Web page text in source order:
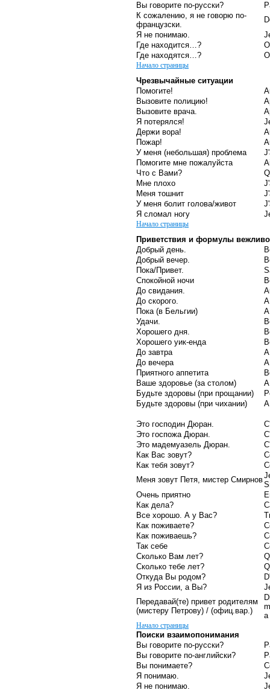
Вы говорите по-русски?
К сожалению, я не говорю по-
французски.
Я не понимаю.
Где находится…?
Где находятся…?
Начало страницы
Чрезвычайные ситуации
Помогите!
Вызовите полицию!
Вызовите врача.
Я потерялся!
Держи вора!
Пожар!
У меня (небольшая) проблема
Помогите мне пожалуйста
Что с Вами?
Мне плохо
Меня тошнит
У меня болит голова/живот
Я сломал ногу
Начало страницы
Приветствия и формулы
Добрый день.
Добрый вечер.
Пока/Привет.
Спокойной ночи
До свидания.
До скорого.
Пока (в Бельгии)
Удачи.
Хорошего дня.
Хорошего уик-енда
До завтра
До вечера
Приятного аппетита
Ваше здоровье (за столом)
Будьте здоровы (при прощании)
Будьте здоровы (при чихании)
Это господин Дюран.
Это госпожа Дюран.
Это мадемуазель Дюран.
Как Вас зовут?
Как тебя зовут?
Меня зовут Петя, мистер Смирнов
Очень приятно
Как дела?
Все хорошо. А у Вас?
Как поживаете?
Как поживаешь?
Так себе
Сколько Вам лет?
Сколько тебе лет?
Откуда Вы родом?
Я из России, а Вы?
Передавай(те) привет родителям
(мистеру Петрову) / (офиц.вар.)
Начало страницы
Поиски взаимопонимания
Вы говорите по-русски?
Вы говорите по-английски?
Вы понимаете?
Я понимаю.
Я не понимаю.